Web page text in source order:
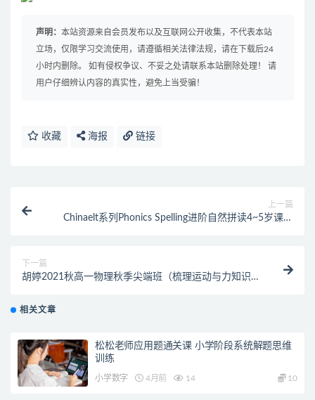
声明： 本站资源来自会员发布以及互联网公开收集，不代表本站
立场，仅限学习交流使用，请遵循相关法律法规，请在下载后24
小时内删除。 如有侵权争议、不妥之处请联系本站删除处理！ 请
用户仔细辨认内容的真实性，避免上当受骗！
收藏 海报 链接
上一篇
Chinaelt系列Phonics Spelling进阶自然拼读4~5岁课程
下一篇
胡婷2021秋高一物理秋季尖端班（梳理运动与力知识
相关文章
松松老师应用题通关课 小学阶段系统解题思维
训练
小学数字 4月前 14 10